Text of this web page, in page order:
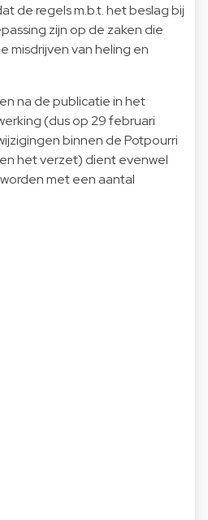
de regels m.b.t. het beslag bij
zijn op de zaken die
misdrijven van heling en
na de publicatie in het
(dus op 29 februari
binnen de Potpourri
het verzet) dient evenwel
met een aantal